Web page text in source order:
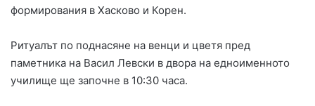
формирования в Хасково и Корен.
Ритуалът по поднасяне на венци и цветя пред
паметника на Васил Левски в двора на едноименното
училище ще започне в 10:30 часа.